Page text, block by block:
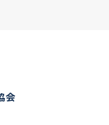
会